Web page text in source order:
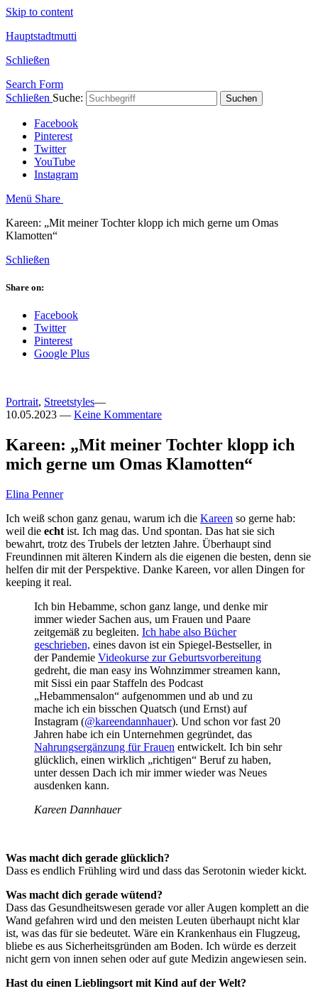
Skip to content
Hauptstadtmutti
Schließen
Search Form
Schließen Suche: Suchen
Facebook
Pinterest
Twitter
YouTube
Instagram
Menü Share
Kareen: „Mit meiner Tochter klopp ich mich gerne um Omas
Klamotten“
Schließen
Share on:
Facebook
Twitter
Pinterest
Google Plus
Portrait, Streetstyles—
10.05.2023 — Keine Kommentare
Kareen: „Mit meiner Tochter klopp ich
mich gerne um Omas Klamotten“
Elina Penner
Ich weiß schon ganz genau, warum ich die Kareen so gerne hab:
weil die echt ist. Ich mag das. Und spontan. Das hat sie sich
bewahrt, trotz des Trubels der letzten Jahre. Überhaupt sind
Freundinnen mit älteren Kindern als die eigenen die besten, denn sie
helfen dir mit der Perspektive. Danke Kareen, vor allen Dingen for
keeping it real.
Ich bin Hebamme, schon ganz lange, und denke mir
immer wieder Sachen aus, um Frauen und Paare
zeitgemäß zu begleiten. Ich habe also Bücher
geschrieben, eines davon ist ein Spiegel-Bestseller, in
der Pandemie Videokurse zur Geburtsvorbereitung
gedreht, die man easy ins Wohnzimmer streamen kann,
mit Sissi ein paar Staffeln des Podcast
„Hebammensalon“ aufgenommen und ab und zu
mache ich ein bisschen Quatsch (und Ernst) auf
Instagram (@kareendannhauer). Und schon vor fast 20
Jahren habe ich ein Unternehmen gegründet, das
Nahrungsergänzung für Frauen entwickelt. Ich bin sehr
glücklich, einen wirklich „richtigen“ Beruf zu haben,
unter dessen Dach ich mir immer wieder was Neues
ausdenken kann.
Kareen Dannhauer
Was macht dich gerade glücklich?
Dass es endlich Frühling wird und dass das Serotonin wieder kickt.
Was macht dich gerade wütend?
Dass das Gesundheitswesen gerade vor aller Augen komplett an die
Wand gefahren wird und den meisten Leuten überhaupt nicht klar
ist, was das für sie bedeutet. Wäre ein Krankenhaus ein Flugzeug,
bliebe es aus Sicherheitsgründen am Boden. Ich würde es derzeit
nicht gern von innen sehen oder auf gute Medizin angewiesen sein.
Hast du einen Lieblingsort mit Kind auf der Welt?